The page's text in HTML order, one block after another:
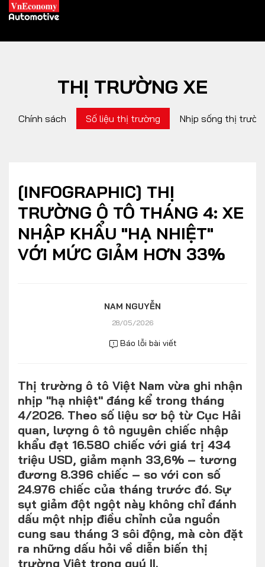
XE XANH
THỊ TRƯỜNG XE
Chính sách
DOANH NGHIỆP
Thương hiệu
Album ảnh
Video
TRA CỨU XE
HÃNG XE MODEL
DÒNG XE
THỊ TRƯỜNG XE
Chính sách Số liệu thị trường Nhịp sống thị
[INFOGRAPHIC] THỊ
TRƯỜNG Ô TÔ THÁNG 4: XE
NHẬP KHẨU "HẠ NHIỆT"
VỚI MỨC GIẢM HƠN 33%
NAM NGUYỄN
28/05/2026
Báo lỗi bài viết
Thị trường ô tô Việt Nam vừa ghi nhận
nhịp "hạ nhiệt" đáng kể trong tháng
4/2026. Theo số liệu sơ bộ từ Cục Hải
quan, lượng ô tô nguyên chiếc nhập
khẩu đạt 16.580 chiếc với giá trị 434
triệu USD, giảm mạnh 33,6% – tương
đương 8.396 chiếc – so với con số
24.976 chiếc của tháng trước đó. Sự
sụt giảm đột ngột này không chỉ đánh
dấu một nhịp điều chỉnh của nguồn
cung sau tháng 3 sôi động, mà còn đặt
ra những dấu hỏi về diễn biến thị
trường Việt trong quý II.